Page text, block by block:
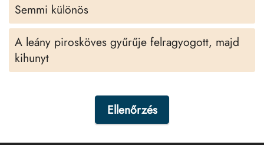
Semmi különös
A leány pirosköves gyűrűje felragyogott, majd
kihunyt